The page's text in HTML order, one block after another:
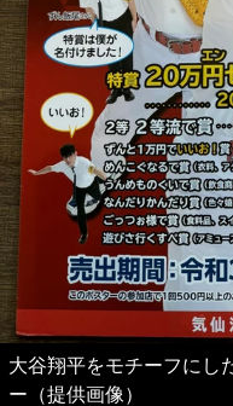
大谷翔平をモチーフにし
ー（提供画像）